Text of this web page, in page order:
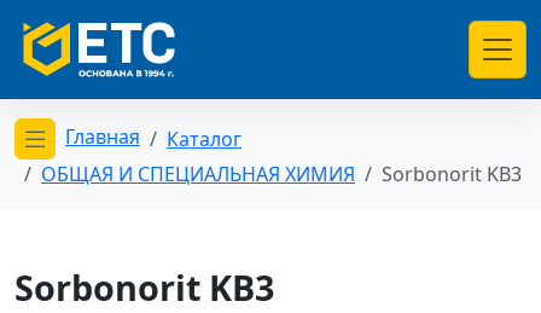
Открыть меню категорий
Главная
Каталог
ОБЩАЯ И СПЕЦИАЛЬНАЯ ХИМИЯ
Sorbonorit KB3
Sorbonorit KB3